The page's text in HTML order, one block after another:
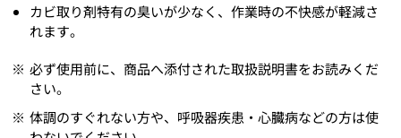
カビ取り剤特有の臭いが少なく、作業時の不快感が軽減さ
れます。
必ず使用前に、商品へ添付された取扱説明書をお読みくだ
さい。
体調のすぐれない方や、呼吸器疾患・心臓病などの方は使